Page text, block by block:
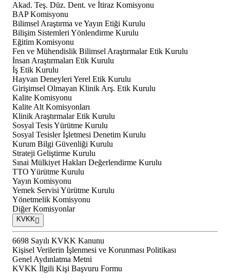
Akad. Teş. Düz. Dent. ve İtiraz Komisyonu
BAP Komisyonu
Bilimsel Araştırma ve Yayın Etiği Kurulu
Bilişim Sistemleri Yönlendirme Kurulu
Eğitim Komisyonu
Fen ve Mühendislik Bilimsel Araştırmalar Etik Kurulu
İnsan Araştırmaları Etik Kurulu
İş Etik Kurulu
Hayvan Deneyleri Yerel Etik Kurulu
Girişimsel Olmayan Klinik Arş. Etik Kurulu
Kalite Komisyonu
Kalite Alt Komisyonları
Klinik Araştırmalar Etik Kurulu
Sosyal Tesis Yürütme Kurulu
Sosyal Tesisler İşletmesi Denetim Kurulu
Kurum Bilgi Güvenliği Kurulu
Strateji Geliştirme Kurulu
Sınai Mülkiyet Hakları Değerlendirme Kurulu
TTO Yürütme Kurulu
Yayın Komisyonu
Yemek Servisi Yürütme Kurulu
Yönetmelik Komisyonu
Diğer Komisyonlar
KVKK
6698 Sayılı KVKK Kanunu
Kişisel Verilerin İşlenmesi ve Korunması Politikası
Genel Aydınlatma Metni
KVKK İlgili Kişi Başvuru Formu